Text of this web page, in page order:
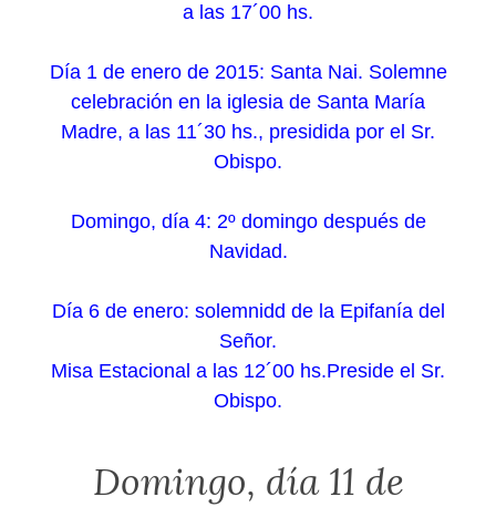
a las 17´00 hs.
Día 1 de enero de 2015: Santa Nai. Solemne
celebración en la iglesia de Santa María
Madre, a las 11´30 hs., presidida por el Sr.
Obispo.
Domingo, día 4: 2º domingo después de
Navidad.
Día 6 de enero: solemnidd de la Epifanía del
Señor.
Misa Estacional a las 12´00 hs.Preside el Sr.
Obispo.
Domingo, día 11 de